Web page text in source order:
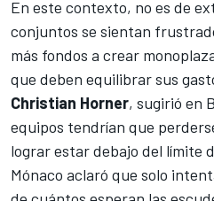
En este contexto, no es de
conjuntos se sientan
más fondos a crear
que deben equilibrar sus
Christian Horner, sugirió en
equipos tendrían que
lograr estar debajo del límite
Mónaco aclaró que solo